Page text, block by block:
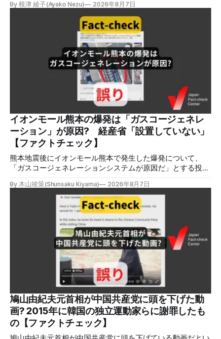
LPガスに着火した可能性に言及していますが、現時点で未解
明です。イオンは8月5日、外部専門家らによる事故調査委員
会を設置すると発表しました。 検証対象 拡散した言説 2026
年8月2日、イオンモール熊本の爆発がテロによるものだと主
張する投稿がＸで拡散した。 検証する理由 8月5日現在、投
稿は600回以上リポストされ、表示は19万件を超える。 同様
の情報の拡散量を調べるため、「熊本」「イオンモール」
「爆発」「テロ」など複数のキーワードを組み合わせてソー
シャル分析ツールMeltwaterで調べると、総投稿数は8月5日
までに約9900件あった(例1,2,3)。拡散のほとんどはXだ。 こ
れらの投稿は根拠を示していないが、「ガス爆発には見えな
いね」「これは 熊本を略奪する為のテロですよ」など、投
稿を真に受けたり、同調する反応が多い。「デマまたは不確
定な情報を流すな」や「陰謀論だよ」などの指摘
By 根津 綾子(Ayako Nezu) 2026年8月7日
イオンモール熊本の爆発は「ガスコージェネレ
ーション」が原因? 経産省「設置していない」
【ファクトチェック】
熊本地震後にイオンモール熊本で発生した爆発について、
「ガスコージェネレーションシステムが原因だ」とする投稿
ジェネレーションやガス発電機は設置していないことを確認
している」と発表し、LPガスが原因だった可能性が高いと説
明しています。またイオンは5日、事故原因を調べる事故調
査委員会を設置すると発表しました。 検証対象 拡散した投
ガスを燃料としてガスエンジンやガスタービンで発電し、排
熱を冷暖房などに利用する「ガスコージェネレーション」が
原因だとする投稿が拡散した（例1、例2）。 検証する理由
ソーシャルリスニングツールMeltwaterで調べると、これら
の投稿の表示回数は少なくとも合計194万回を超えている。
爆発の原因をめぐって、さまざまな根拠不明の情報が飛び交
っているため検証する。 検証過程 イオンモール熊本の爆発
2026年7月28日午後16時27分ごろ、熊本県で震度7の地震が
発生した。午後6時ごろ、嘉島町のショッピングセンター
「イ
By 木山竣策(Shunsaku Kiyama) 2026年8月7日
鳩山由紀夫元首相が中国共産党に頭を下げた動
画? 2015年に韓国の独立運動家らに謝罪したも
の【ファクトチェック】